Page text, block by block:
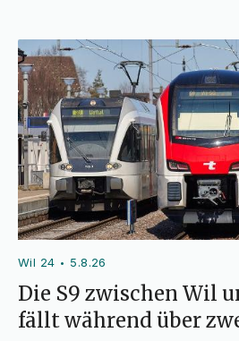
Wil 24 • 5.8.26
Die S9 zwischen Wil
fällt während über